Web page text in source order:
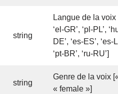
string
Langue de la voix
‘el-GR’, ‘pl-PL’,
DE’, ‘es-ES’, ‘es-
‘pt-BR’, ‘ru-RU’]
string
Genre de la voix
« female »]